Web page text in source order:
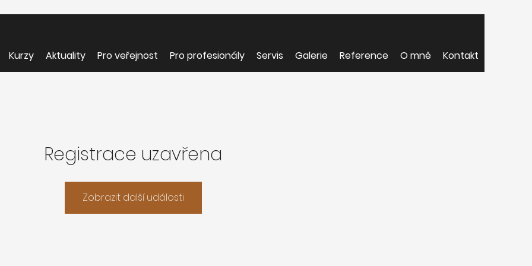
Kurzy Aktuality Pro veřejnost Pro profesionály Servis Galerie Reference O mně Kontakt
Registrace uzavřena
Zobrazit další události